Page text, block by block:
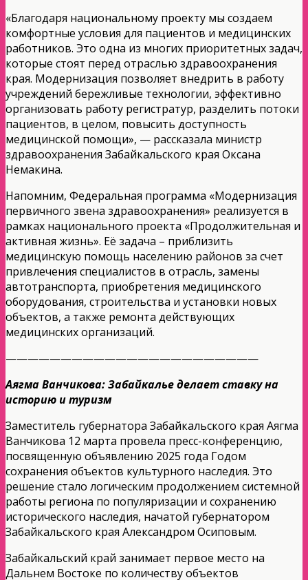
«Благодаря национальному проекту мы создаем
комфортные условия для пациентов и медицинских
работников. Это одна из многих приоритетных задач,
которые стоят перед отраслью здравоохранения
края. Модернизация позволяет внедрить в работу
учреждений бережливые технологии, эффективно
организовать работу регистратур, разделить потоки
пациентов, в целом, повысить доступность
медицинской помощи», — рассказала министр
здравоохранения Забайкальского края Оксана
Немакина.
Напомним, Федеральная программа «Модернизация
первичного звена здравоохранения» реализуется в
рамках национального проекта «Продолжительная и
активная жизнь». Её задача – приблизить
медицинскую помощь населению районов за счет
привлечения специалистов в отрасль, замены
автотранспорта, приобретения медицинского
оборудования, строительства и установки новых
объектов, а также ремонта действующих
медицинских организаций.
———————————————————————
Аягма Ванчикова: Забайкалье делает ставку на
историю и туризм
Заместитель губернатора Забайкальского края Аягма
Ванчикова 12 марта провела пресс-конференцию,
посвященную объявлению 2025 года Годом
сохранения объектов культурного наследия. Это
решение стало логическим продолжением системной
работы региона по популяризации и сохранению
исторического наследия, начатой губернатором
Забайкальского края Александром Осиповым.
Забайкальский край занимает первое место на
Дальнем Востоке по количеству объектов